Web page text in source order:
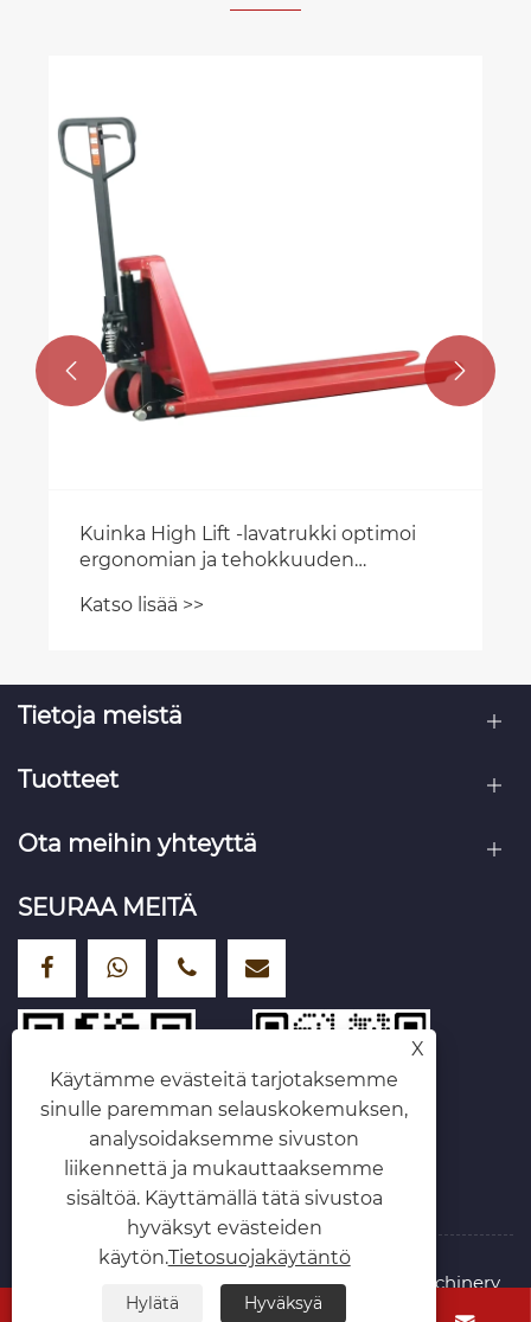
​Kuinka High Lift -lavatrukki optimoi
ergonomian ja tehokkuuden
Katso lisää >>
 
Tietoja meistä
Tuotteet
Ota meihin yhteyttä
SEURAA MEITÄ
Copyright © 2025 Hebei Shengyu Hoisting Machinery
Manufacturing Co., Ltd. Kaikki oikeudet pidätetään.
X
Käytämme evästeitä tarjotaksemme
sinulle paremman selauskokemuksen,
analysoidaksemme sivuston
liikennettä ja mukauttaaksemme
sisältöä. Käyttämällä tätä sivustoa
hyväksyt evästeiden
käytön.Tietosuojakäytäntö
Hylätä Hyväksyä